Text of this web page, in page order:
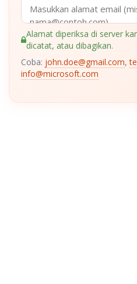
Alamat diperiksa di server
dicatat, atau dibagikan.
Coba: john.doe@gmail.com,
info@microsoft.com